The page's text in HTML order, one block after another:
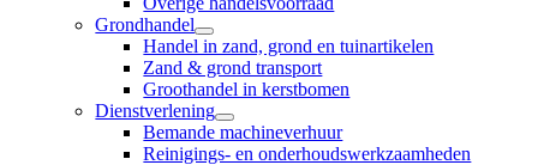
Grondhandel
Handel in zand, grond en tuinartikelen
Zand & grond transport
Groothandel in kerstbomen
Dienstverlening
Bemande machineverhuur
Reinigings- en onderhoudswerkzaamheden